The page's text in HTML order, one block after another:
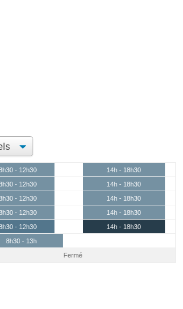
- 12h30
14h - 18h30
- 12h30
14h - 18h30
- 12h30
14h - 18h30
- 12h30
14h - 18h30
- 12h30
14h - 18h30
8h30 - 13h
Fermé